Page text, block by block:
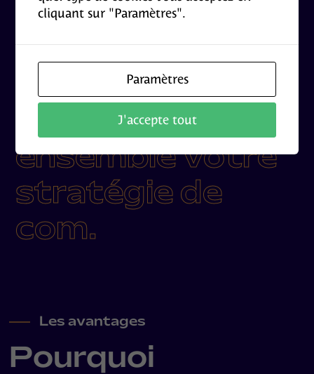
Définissons
ensemble votre
stratégie de
com.
Les avantages
Pourquoi
cliquant sur "Paramètres".
Paramètres
J'accepte tout